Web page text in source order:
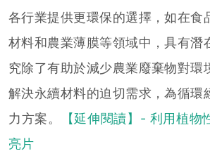
各行業提供更環保的選擇，如在食
材料和農業薄膜等領域中，具有潛
究除了有助於減少農業廢棄物對環
解決永續材料的迫切需求，為循環
力方案。
【延伸閱讀】- 利用植物
亮片